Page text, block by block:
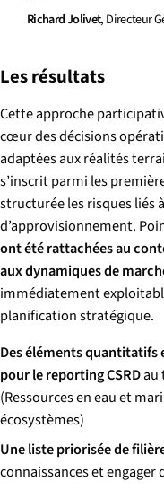
Richard Jolivet, Directeur
Les résultats
Cette approche
cœur des décisions
adaptées aux réalités
s’inscrit parmi les
structurée les risques liés
d’approvisionnement.
ont été rattachées au
aux dynamiques de
immédiatement
planification stratégique.
Des éléments
pour le reporting CSRDau
(Ressources en eau et
écosystèmes)
Une liste priorisée de
connaissances et engager